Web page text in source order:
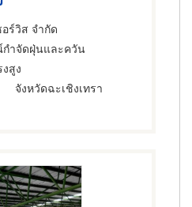
ร์วิส จำกัด
ำจัดฝุ่นและควัน
สูง
จังหวัดฉะเชิงเทรา